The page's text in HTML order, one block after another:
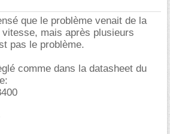
que le problème venait de la
mais après plusieurs
pas le problème.
comme dans la datasheet du